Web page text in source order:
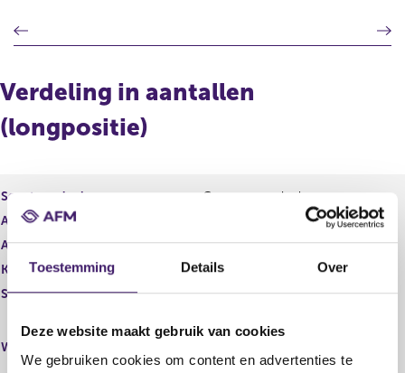
Toestemming Details Over
Deze website maakt gebruik van cookies
We gebruiken cookies om content en advertenties te
o
i
g
e
r
s
e
r
u
l
V
o
g
i
s
Verdeling in aantallen
(longpositie)
Soort aandeel
Gewoon aandeel
Aantal aandelen
Aantal stemmen
10.115.364,00
Kapitaalbelang
Reëel
Stemrecht
Reëel
Wijze van beschikken
(FMR CO., INC ; Fidelity
Institutional Asset Management